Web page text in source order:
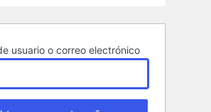
usuario o correo electrónico